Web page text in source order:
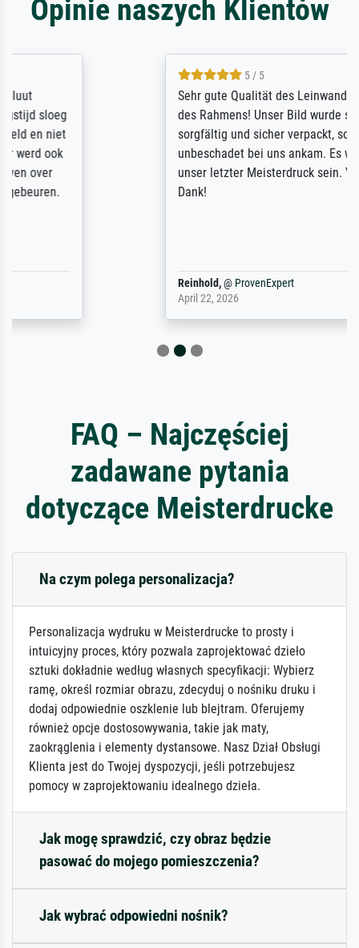
Opinie naszych Klientów
Sehr gute Qualität des Leinwanddrucks und
des Rahmens! Unser Bild wurde sehr
sorgfältig und sicher verpackt, so dass es
unbeschadet bei uns ankam. Es wird nicht
unser letzter Meisterdruck sein. Vielen
ProvenExpert
FAQ – Najczęściej
zadawane pytania
dotyczące Meisterdrucke
Na czym polega personalizacja?
Personalizacja wydruku w Meisterdrucke to prosty i
intuicyjny proces, który pozwala zaprojektować dzieło
sztuki dokładnie według własnych specyfikacji: Wybierz
ramę, określ rozmiar obrazu, zdecyduj o nośniku druku i
dodaj odpowiednie oszklenie lub blejtram. Oferujemy
również opcje dostosowywania, takie jak maty,
zaokrąglenia i elementy dystansowe. Nasz Dział Obsługi
Klienta jest do Twojej dyspozycji, jeśli potrzebujesz
pomocy w zaprojektowaniu idealnego dzieła.
Jak mogę sprawdzić, czy obraz będzie
pasować do mojego pomieszczenia?
Jak wybrać odpowiedni nośnik?